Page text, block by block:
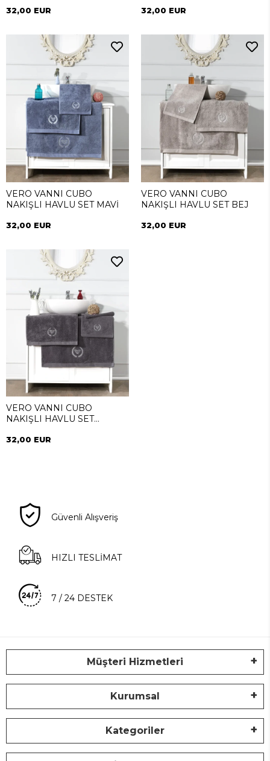
32,00 EUR 32,00 EUR
VERO VANNI CUBO
NAKIŞLI HAVLU SET MAVİ
32,00 EUR
VERO VANNI CUBO
NAKIŞLI HAVLU SET BEJ
32,00 EUR
VERO VANNI CUBO
NAKIŞLI HAVLU SET
32,00 EUR
Güvenli Alışveriş
HIZLI TESLİMAT
7 / 24 DESTEK
Müşteri Hizmetleri
Kurumsal
Kategoriler